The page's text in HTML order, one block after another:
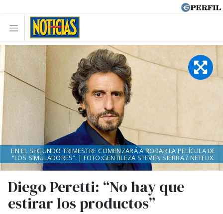
Diego Peretti: “No hay que
estirar los productos”
EN EL SEGUNDO TRIMESTRE COMENZARÁ A RODAR LA PELÍCULA DE
“LOS SIMULADORES”. | FOTO:GENTILEZA STEVEN SIERRA / NETFLIX.